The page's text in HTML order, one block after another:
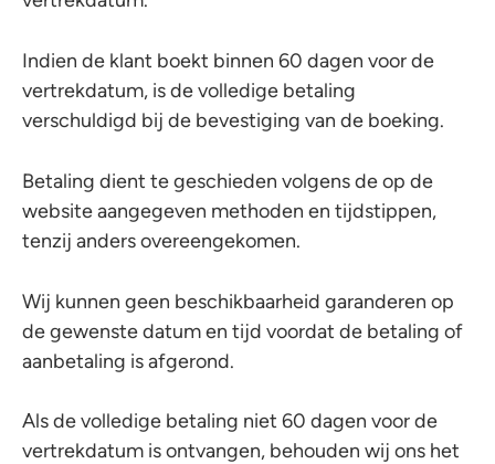
Indien de klant boekt binnen 60 dagen voor de
vertrekdatum, is de volledige betaling
verschuldigd bij de bevestiging van de boeking.
Betaling dient te geschieden volgens de op de
website aangegeven methoden en tijdstippen,
tenzij anders overeengekomen.
Wij kunnen geen beschikbaarheid garanderen op
de gewenste datum en tijd voordat de betaling of
aanbetaling is afgerond.
Als de volledige betaling niet 60 dagen voor de
vertrekdatum is ontvangen, behouden wij ons het